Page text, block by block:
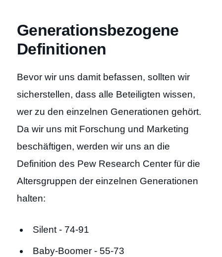
Generationsbezogene
Definitionen
Bevor wir uns damit befassen, sollten wir
sicherstellen, dass alle Beteiligten wissen,
wer zu den einzelnen Generationen gehört.
Da wir uns mit Forschung und Marketing
beschäftigen, werden wir uns an die
Definition des Pew Research Center für die
Altersgruppen der einzelnen Generationen
halten:
Silent - 74-91
Baby-Boomer - 55-73